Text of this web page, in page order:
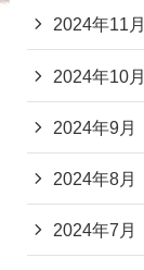
2024年11月
2024年10月
2024年9月
2024年8月
2024年7月